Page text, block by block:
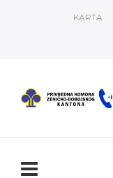
KARTA